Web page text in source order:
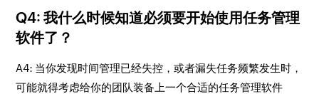
Q4: 我什么时候知道必须要开始使用任务管理
软件了？
A4: 当你发现时间管理已经失控，或者漏失任务频繁发生时，
可能就得考虑给你的团队装备上一个合适的任务管理软件